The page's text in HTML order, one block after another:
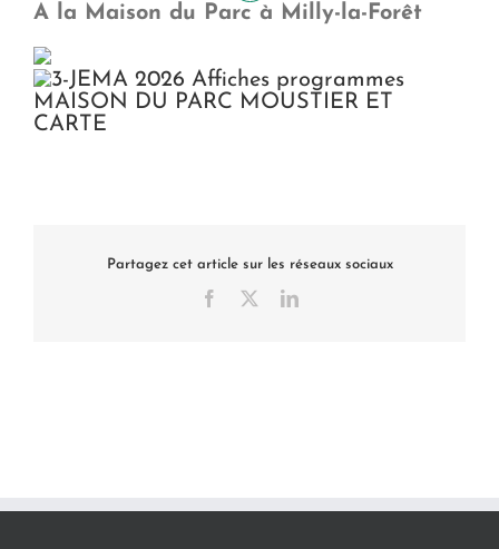
A la Maison du Parc à Milly-la-Forêt
Partagez cet article sur les réseaux sociaux
Facebook LinkedIn